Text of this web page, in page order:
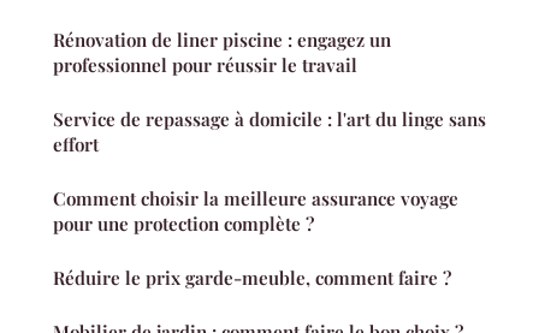
Rénovation de liner piscine : engagez un
professionnel pour réussir le travail
Service de repassage à domicile : l'art du linge sans
effort
Comment choisir la meilleure assurance voyage
pour une protection complète ?
Réduire le prix garde-meuble, comment faire ?